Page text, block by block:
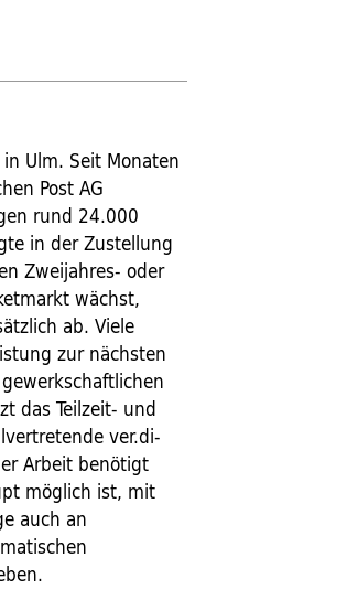
Ulm. Seit Monaten
Post AG
rund 24.000
in der Zustellung
Zweijahres- oder
wächst,
ab. Viele
zur nächsten
das Teilzeit- und
ver.di-
Arbeit benötigt
möglich ist, mit
auch an